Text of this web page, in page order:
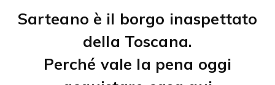
Sarteano è il borgo inaspettato
della Toscana.
Perché vale la pena oggi